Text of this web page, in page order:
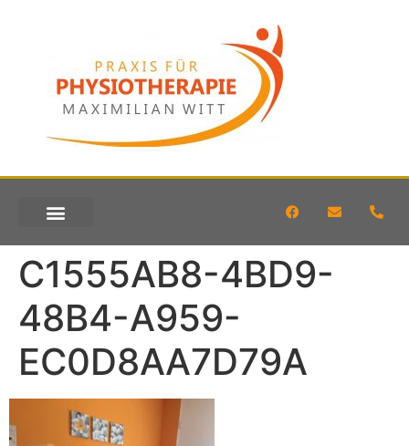
C1555AB8-4BD9-
48B4-A959-
EC0D8AA7D79A